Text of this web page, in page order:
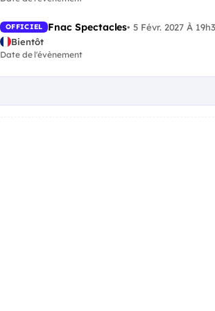
OFFICIEL Fnac Spectacles•5 Févr. 2027 À
Bientôt
Date de l'évènement